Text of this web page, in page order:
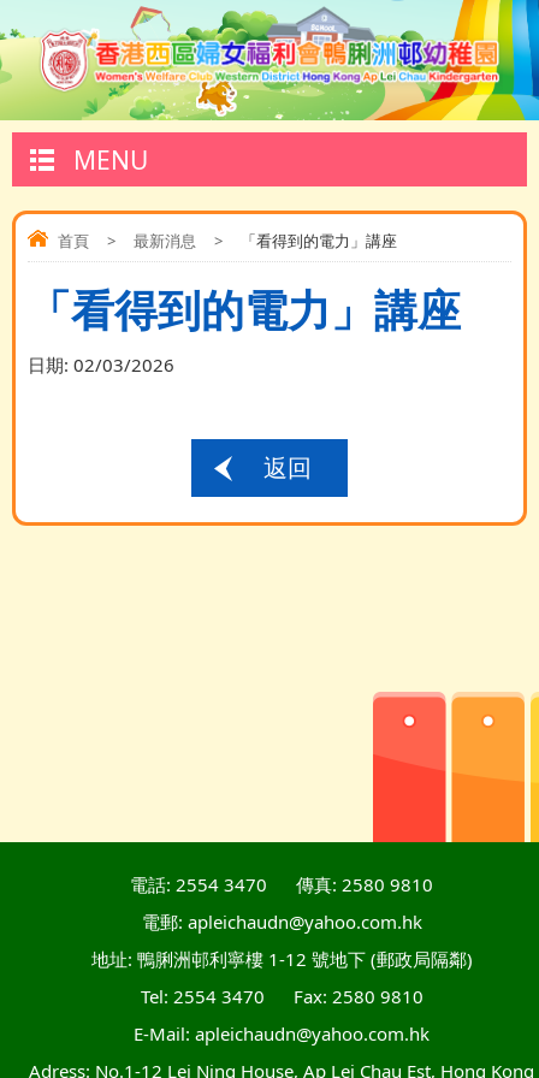
MENU
首頁 > 最新消息 > 「看得到的電力」講座
「看得到的電力」講座
日期: 02/03/2026
返回
電話: 2554 3470
傳真: 2580 9810
電郵: apleichaudn@yahoo.com.hk
地址: 鴨脷洲邨利寧樓 1-12 號地下 (郵政局隔鄰)
Tel: 2554 3470
Fax: 2580 9810
E-Mail: apleichaudn@yahoo.com.hk
Adress: No.1-12 Lei Ning House, Ap Lei Chau Est, Hong Kong